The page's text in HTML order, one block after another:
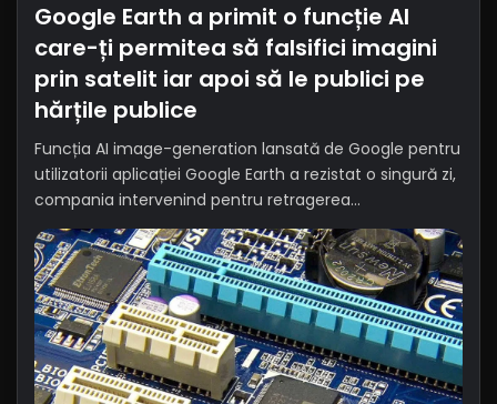
Google Earth a primit o funcție AI
care-ți permitea să falsifici imagini
prin satelit iar apoi să le publici pe
hărțile publice
Funcția AI image-generation lansată de Google pentru
utilizatorii aplicației Google Earth a rezistat o singură zi,
compania intervenind pentru retragerea…